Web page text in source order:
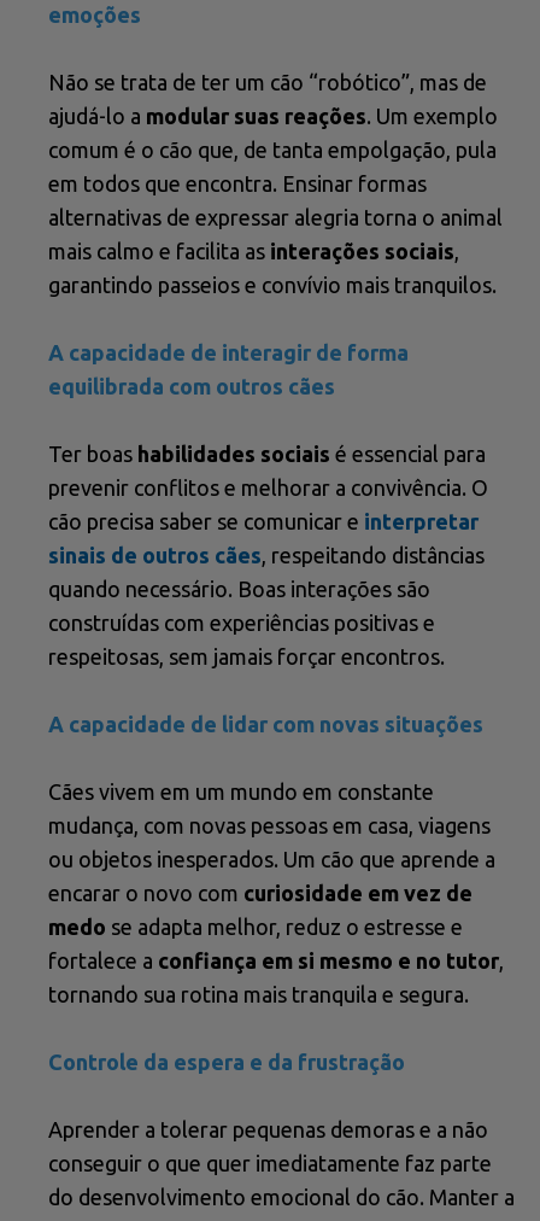
emoções
Não se trata de ter um cão “robótico”, mas de
ajudá-lo a modular suas reações. Um exemplo
comum é o cão que, de tanta empolgação, pula
em todos que encontra. Ensinar formas
alternativas de expressar alegria torna o animal
mais calmo e facilita as interações sociais
garantindo passeios e convívio mais tranquilos.
A capacidade de interagir de forma
equilibrada com outros cães
Ter boas habilidades sociais é essencial para
prevenir conflitos e melhorar a convivência. O
cão precisa saber se comunicar e interpretar
sinais de outros cães , respeitando distâncias
quando necessário. Boas interações são
construídas com experiências positivas e
respeitosas, sem jamais forçar encontros.
A capacidade de lidar com novas situações
Cães vivem em um mundo em constante
mudança, com novas pessoas em casa, viagens
ou objetos inesperados. Um cão que aprende a
encarar o novo com curiosidade em vez de
medo se adapta melhor, reduz o estresse e
fortalece a confiança em si mesmo e no tutor
tornando sua rotina mais tranquila e segura.
Controle da espera e da frustração
Aprender a tolerar pequenas demoras e a não
conseguir o que quer imediatamente faz parte
do desenvolvimento emocional do cão. Manter a